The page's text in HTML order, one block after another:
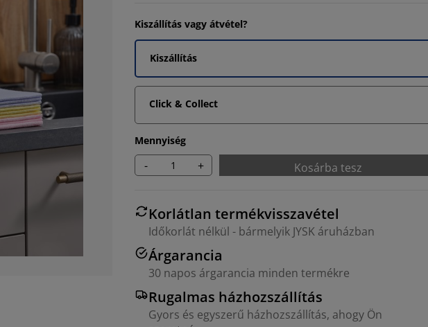
Kiszállítás vagy átvétel?
Kiszállítás
Click & Collect
Mennyiség
- + Kosárba tesz
Korlátlan termékvisszavétel
Időkorlát nélkül - bármelyik JYSK áruházban
Árgarancia
30 napos árgarancia minden termékre
Rugalmas házhozszállítás
Gyors és egyszerű házhozszállítás, ahogy Ön
4.545454545454546%
4.545454545454546%
4.545454545454546%